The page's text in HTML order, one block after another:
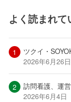
よく読まれて
ツクイ・
2026年6月26日
訪問看護、運
2026年6月4日